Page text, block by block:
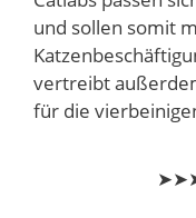
und sollen somit
vertreibt
für die